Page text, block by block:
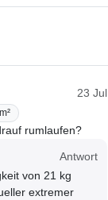
23 Jul
rumlaufen?
Antwort
von 21 kg
extremer